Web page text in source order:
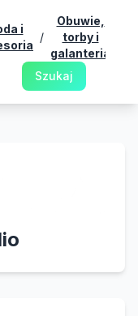
i
/
Obuwie,
torby i
galanteria
Szukaj